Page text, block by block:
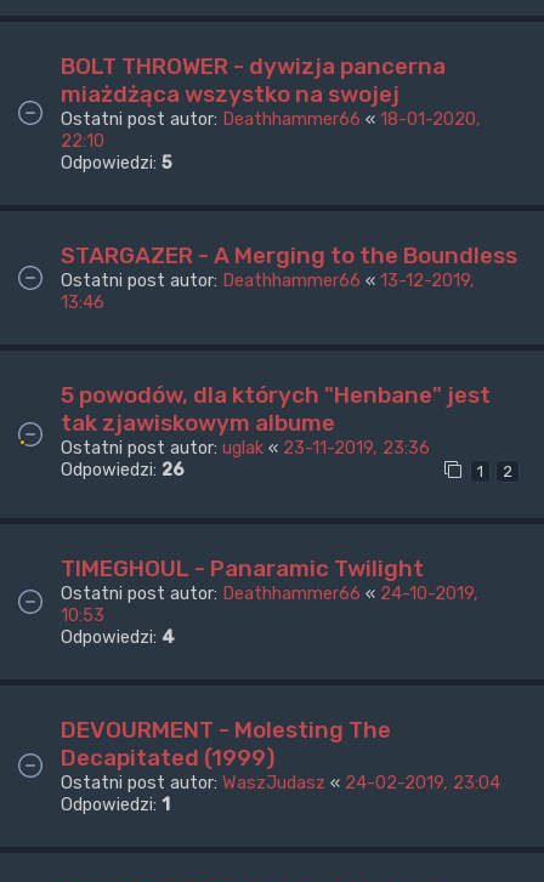
BOLT THROWER - dywizja pancerna
miażdżąca wszystko na swojej
Ostatni post autor: Deathhammer66 « 18-01-2020,
22:10
Odpowiedzi: 5
STARGAZER - A Merging to the Boundless
Ostatni post autor: Deathhammer66 « 13-12-2019,
13:46
5 powodów, dla których "Henbane" jest
tak zjawiskowym albume
Ostatni post autor: uglak « 23-11-2019, 23:36
Odpowiedzi: 26 1 2
TIMEGHOUL - Panaramic Twilight
Ostatni post autor: Deathhammer66 « 24-10-2019,
10:53
Odpowiedzi: 4
DEVOURMENT - Molesting The
Decapitated (1999)
Ostatni post autor: WaszJudasz « 24-02-2019, 23:04
Odpowiedzi: 1